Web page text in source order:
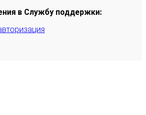
в Службу поддержки: